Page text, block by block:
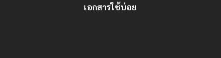
เอกสารใช้บ่อย